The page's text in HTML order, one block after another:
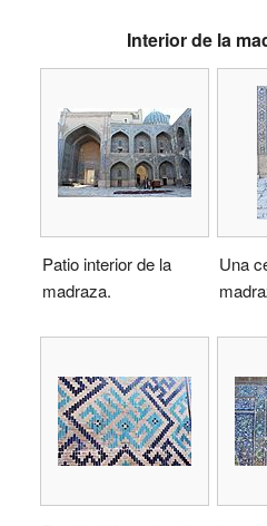
Interior de la
Patio interior de la
madraza.
Una